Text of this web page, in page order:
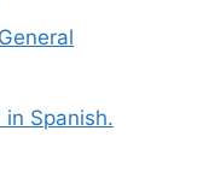
Spanish.